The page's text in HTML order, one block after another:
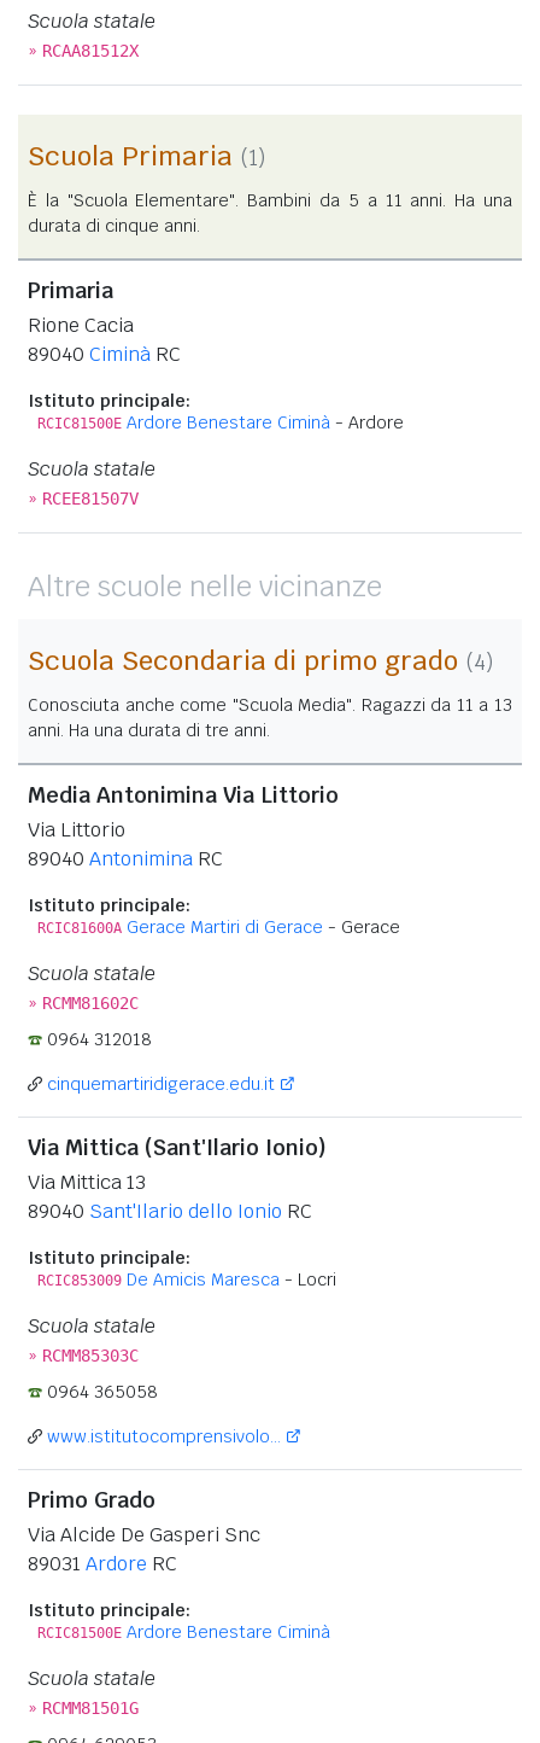
Scuola statale
» RCAA81512X
Scuola Primaria (1)
È la "Scuola Elementare". Bambini da 5 a 11 anni. Ha una
durata di cinque anni.
Primaria
Rione Cacia
89040 Ciminà RC
Istituto principale:
RCIC81500E Ardore Benestare Ciminà - Ardore
Scuola statale
» RCEE81507V
Altre scuole nelle vicinanze
Scuola Secondaria di primo grado (4)
Conosciuta anche come "Scuola Media". Ragazzi da 11 a 13
anni. Ha una durata di tre anni.
Media Antonimina Via Littorio
Via Littorio
89040 Antonimina RC
Istituto principale:
RCIC81600A Gerace Martiri di Gerace - Gerace
Scuola statale
» RCMM81602C
0964 312018
cinquemartiridigerace.edu.it
Via Mittica (Sant'Ilario Ionio)
Via Mittica 13
89040 Sant'Ilario dello Ionio RC
Istituto principale:
RCIC853009 De Amicis Maresca - Locri
Scuola statale
» RCMM85303C
0964 365058
www.istitutocomprensivolo...
Primo Grado
Via Alcide De Gasperi Snc
89031 Ardore RC
Istituto principale:
RCIC81500E Ardore Benestare Ciminà
Scuola statale
» RCMM81501G